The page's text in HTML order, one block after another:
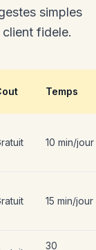
simples
fidele.
Temps
10 min/jour
15 min/jour
30